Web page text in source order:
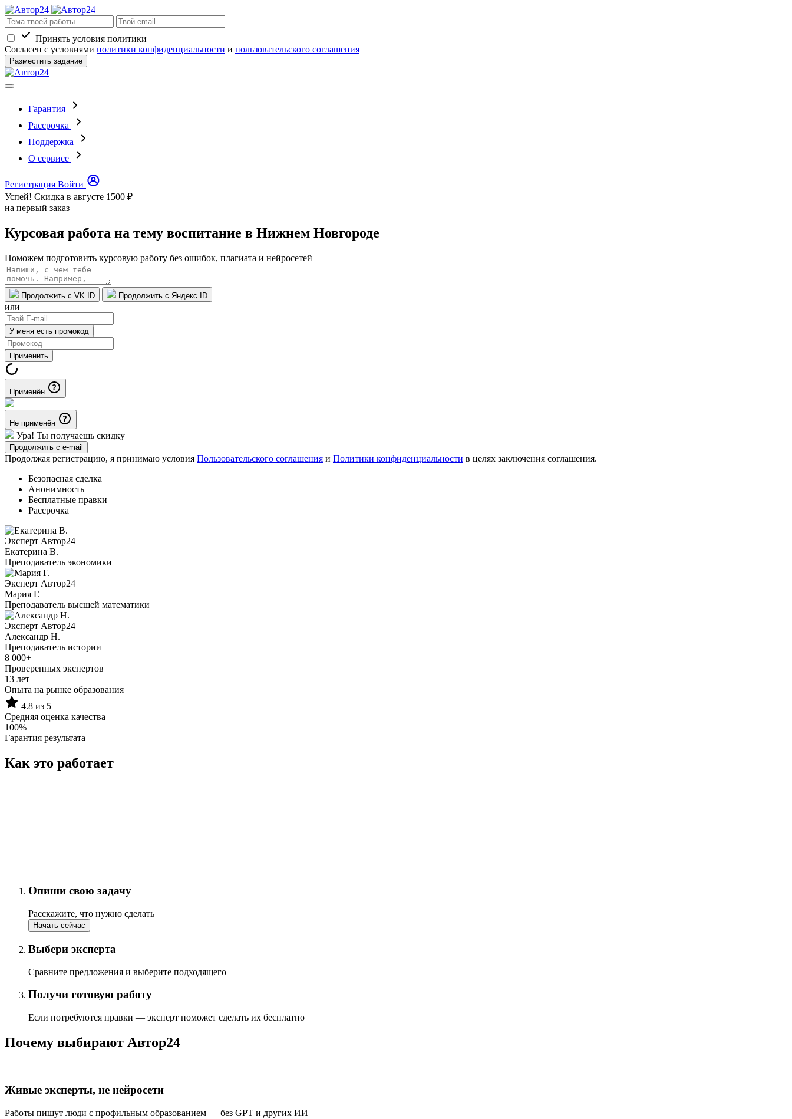
Принять условия политики
Согласен с условиями политики конфиденциальности и пользовательского соглашения
Разместить задание
Гарантия
Рассрочка
Поддержка
О сервисе
Регистрация Войти
Успей! Скидка в августе 1500 ₽
на первый заказ
Курсовая работа на тему воспитание в Нижнем Новгороде
Поможем подготовить курсовую работу без ошибок, плагиата и нейросетей
Продолжить с VK ID Продолжить с Яндекс ID
или
У меня есть промокод
Применить
Применён
Не применён
Ура! Ты получаешь скидку
Продолжить с e-mail
Продолжая регистрацию, я принимаю условия Пользовательского соглашения и Политики конфиденциальности в целях заключения соглашения.
Безопасная сделка
Анонимность
Бесплатные правки
Рассрочка
Эксперт Автор24
Екатерина B.
Преподаватель экономики
Эксперт Автор24
Мария Г.
Преподаватель высшей математики
Эксперт Автор24
Александр Н.
Преподаватель истории
8 000+
Проверенных экспертов
13 лет
Опыта на рынке образования
4.8 из 5
Средняя оценка качества
100%
Гарантия результата
Как это работает
Опиши свою задачу
Расскажите, что нужно сделать
Начать сейчас
Выбери эксперта
Сравните предложения и выберите подходящего
Получи готовую работу
Если потребуются правки — эксперт поможет сделать их бесплатно
Почему выбирают Автор24
Живые эксперты, не нейросети
Работы пишут люди с профильным образованием — без GPT и других ИИ